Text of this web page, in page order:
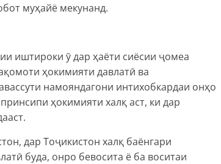
муҳайё мекунанд.
иштироки ӯ дар ҳаёти сиёсии ҷомеа
ҳокимияти давлатӣ ва
намояндагони интихобкардаи онҳо
ҳокимияти халқ аст, ки дар
дар Тоҷикистон халқ баёнгари
буда, онро бевосита ё ба воситаи